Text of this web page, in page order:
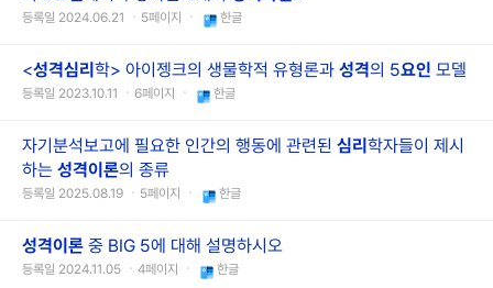
등록일 2024.06.21 ㆍ5페이지 ㆍ 한글
<성격심리 학> 아이젱크의 생물학적 유형론과 성격의 5요인 모델
등록일 2023.10.11 ㆍ6페이지 ㆍ 한글
자기분석보고에 필요한 인간의 행동에 관련된 심리 학자들이 제시
하는 성격이론의 종류
등록일 2025.08.19 ㆍ5페이지 ㆍ 한글
성격이론 중 BIG 5에 대해 설명하시오
등록일 2024.11.05 ㆍ4페이지 ㆍ 한글